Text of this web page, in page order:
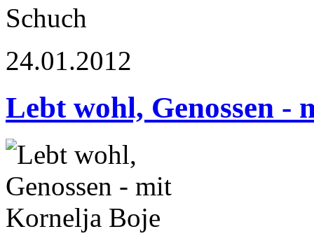
24.01.2012
Lebt wohl, Genossen -